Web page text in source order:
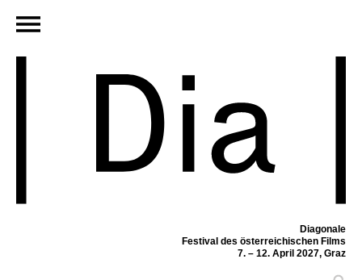
Diagonale
Festival des österreichischen Films
7. – 12. April 2027, Graz